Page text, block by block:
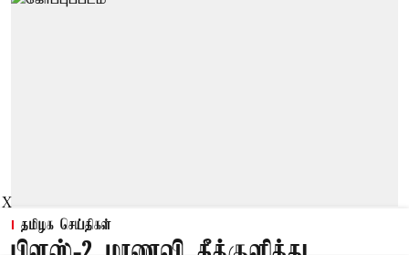
தமிழக செய்திகள்
X